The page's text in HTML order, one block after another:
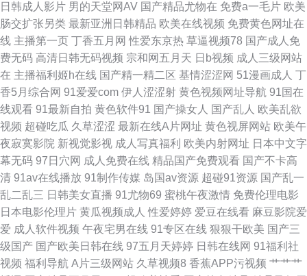
月天夜夜撸 精品欧美乱码 天天操夜夜撸 国产精品青草 在线网站91 九九热精
品草 性爱电影网址 大香蕉伊人网久久 日本抠逼 97人人搞 天天色情网 含羞
草影视传媒 五月天性爱视频 黑丝巨乳老师被艹 91n小视频 黄色视频网站链
接 香蕉自拍网 高清无码 亚洲成人福利导航 欧美另类aa 黄色页网站 九一精
品 中文AV在看 欧美日韩在线旡码 91香蕉嫩草 久久素人 在线播放黑丝91 精
品韩日 亚洲视频天堂 日韩无码磁力 殴美蜜桃 A级无毛 三级片入口 超碰人人
香蕉 少妇人妻影院 超碰美女自慰 色色五月天激情网 超碰人人摸人人 黑丝美
女内射自慰 超碰人人熟女
日韩成人影片 男的天堂网AV 国产精品尤物在 免费a一毛片 欧美
肠交扩张另类 最新亚洲日韩精品 欧美在线视频 免费黄色网址在
线 主播第一页 丁香五月网 性爱东京热 草逼视频78 国产成人免
费无码 高清日韩无码视频 宗和网五月天 日b视频 成人三级网站
在 主播福利姬h在线 国产精一精二区 基情涩涩网 51漫画成人 丁
香5月综合网 91爱爱com 伊人涩涩射 黄色视频网址导航 91国在
线观看 91最新自拍 黄色软件91 国产操女人 国产乱人 欧美乱欲
视频 超碰吃瓜 久草涩涩 最新在线A片网址 黄色视屏网站 欧美午
夜寂寞影院 新视觉影视 成人写真福利 欧美内射网址 日本中文字
幕无码 97日穴网 成人免费在线 精品国产免费观看 国产不卡高
清 91av在线播放 91制作传媒 岛国av资源 超碰91资源 国产乱一
乱二乱三 日韩美女直播 91尤物69 蜜桃午夜激情 免费伦理电影
日本电影伦理片 黄瓜视频成人 性爱婷婷 爱豆在线看 麻豆影院爱
爱 成人软件视频 午夜宅男在线 91专区在线 狠狠干欧美 国产三
级国产 国产欧美日韩在线 97五月天婷婷 日韩在线网 91福利社
视频 福利导航 A片三级网站 久草视频8 香蕉APP污视频 艹艹艹